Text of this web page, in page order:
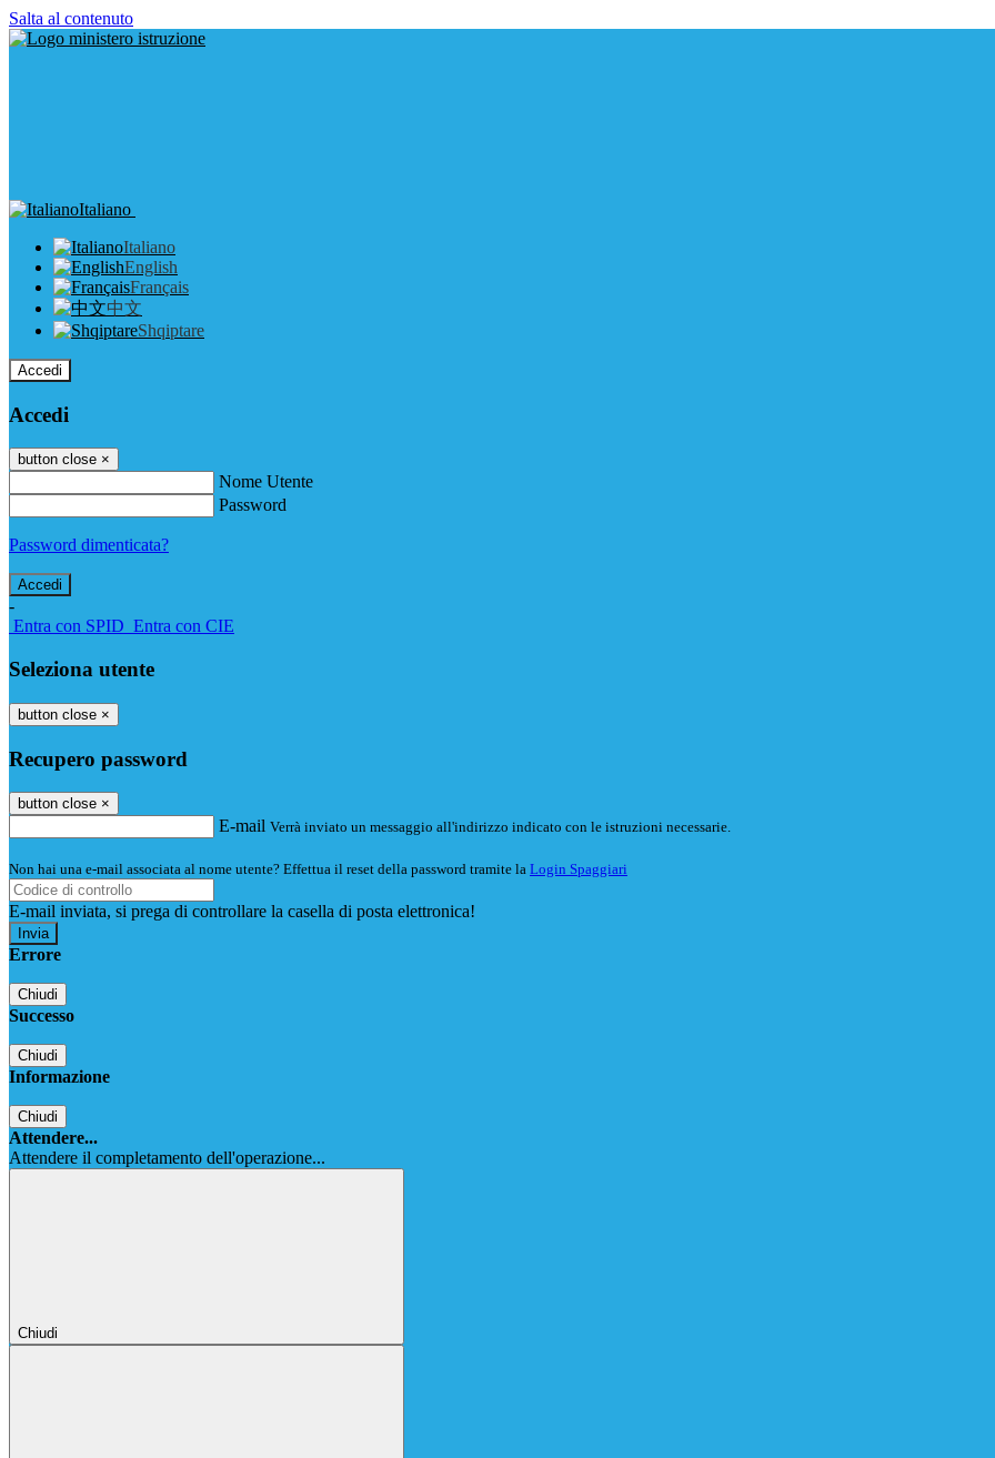
Salta al contenuto
Italiano
Italiano
English
Français
中文
Shqiptare
Accedi
Accedi
button close ×
Nome Utente
Password
Password dimenticata?
-
Entra con SPID Entra con CIE
Seleziona utente
button close ×
Recupero password
button close ×
E-mail Verrà inviato un messaggio all'indirizzo indicato con le istruzioni necessarie.
Non hai una e-mail associata al nome utente? Effettua il reset della password tramite la Login Spaggiari
E-mail inviata, si prega di controllare la casella di posta elettronica!
Errore
Chiudi
Successo
Chiudi
Informazione
Chiudi
Attendere...
Attendere il completamento dell'operazione...
Chiudi